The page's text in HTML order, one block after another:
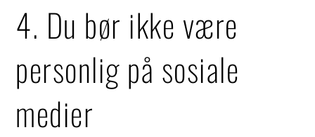
4. Du bør ikke være
personlig på sosiale
medier